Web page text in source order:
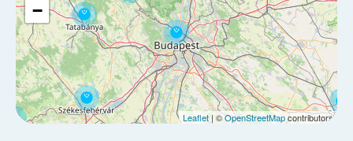
−
Leaflet | ©OpenStreetMapcontributors